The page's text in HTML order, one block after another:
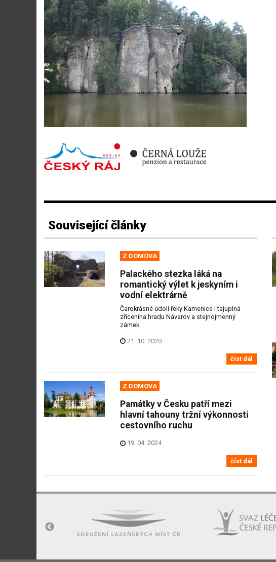
Související články
Z DOMOVA
Palackého stezka láká na
romantický výlet k jeskyním i
vodní elektrárně
Čarokrásné údolí řeky Kamenice i tajuplná
zřícenina hradu Návarov a stejnojmenný
zámek.
21. 10. 2020
číst dál
Z DOMOVA
Památky v Česku patří mezi
hlavní tahouny tržní výkonnosti
cestovního ruchu
19. 04. 2024
číst dál